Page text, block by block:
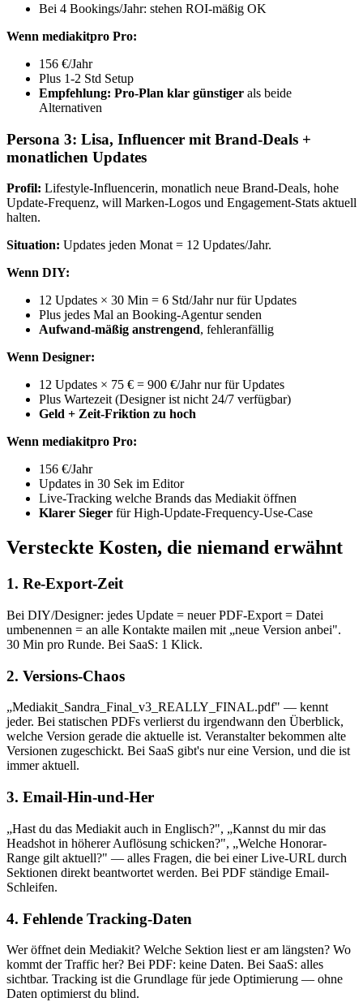
Bei 4 Bookings/Jahr: stehen ROI-mäßig OK
Wenn mediakitpro Pro:
156 €/Jahr
Plus 1-2 Std Setup
Empfehlung: Pro-Plan klar günstiger als beide
Alternativen
Persona 3: Lisa, Influencer mit Brand-Deals +
monatlichen Updates
Profil: Lifestyle-Influencerin, monatlich neue Brand-Deals, hohe
Update-Frequenz, will Marken-Logos und Engagement-Stats aktuell
halten.
Situation: Updates jeden Monat = 12 Updates/Jahr.
Wenn DIY:
12 Updates × 30 Min = 6 Std/Jahr nur für Updates
Plus jedes Mal an Booking-Agentur senden
Aufwand-mäßig anstrengend, fehleranfällig
Wenn Designer:
12 Updates × 75 € = 900 €/Jahr nur für Updates
Plus Wartezeit (Designer ist nicht 24/7 verfügbar)
Geld + Zeit-Friktion zu hoch
Wenn mediakitpro Pro:
156 €/Jahr
Updates in 30 Sek im Editor
Live-Tracking welche Brands das Mediakit öffnen
Klarer Sieger für High-Update-Frequency-Use-Case
Versteckte Kosten, die niemand erwähnt
1. Re-Export-Zeit
Bei DIY/Designer: jedes Update = neuer PDF-Export = Datei
umbenennen = an alle Kontakte mailen mit „neue Version anbei".
30 Min pro Runde. Bei SaaS: 1 Klick.
2. Versions-Chaos
„Mediakit_Sandra_Final_v3_REALLY_FINAL.pdf" — kennt
jeder. Bei statischen PDFs verlierst du irgendwann den Überblick,
welche Version gerade die aktuelle ist. Veranstalter bekommen alte
Versionen zugeschickt. Bei SaaS gibt's nur eine Version, und die ist
immer aktuell.
3. Email-Hin-und-Her
„Hast du das Mediakit auch in Englisch?", „Kannst du mir das
Headshot in höherer Auflösung schicken?", „Welche Honorar-
Range gilt aktuell?" — alles Fragen, die bei einer Live-URL durch
Sektionen direkt beantwortet werden. Bei PDF ständige Email-
Schleifen.
4. Fehlende Tracking-Daten
Wer öffnet dein Mediakit? Welche Sektion liest er am längsten? Wo
kommt der Traffic her? Bei PDF: keine Daten. Bei SaaS: alles
sichtbar. Tracking ist die Grundlage für jede Optimierung — ohne
Daten optimierst du blind.